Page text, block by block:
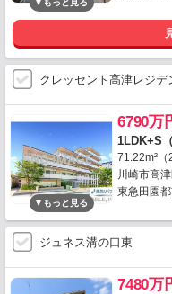
クレッセント高津レジデ
6790万
1LDK+S（
71.22m²（
川崎市高
東急田園
ジュネス溝の口東
7480万